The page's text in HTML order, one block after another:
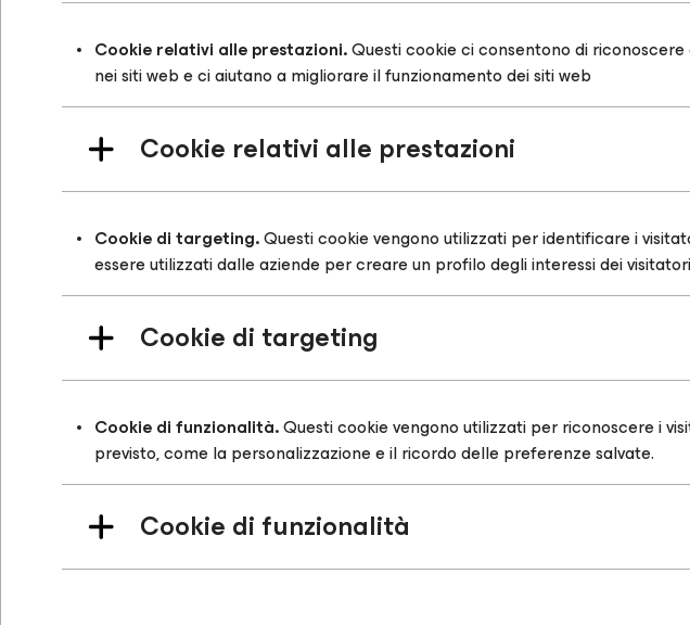
Cookie relativi alle prestazioni.Questi cookie ci consentono di
nei siti web e ci aiutano a migliorare il funzionamento dei siti web
Cookie relativi alle prestazioni
Cookie di targeting.Questi cookie vengono utilizzati per identificare i
essere utilizzati dalle aziende per creare un profilo degli interessi dei
Cookie di targeting
Cookie di funzionalità.Questi cookie vengono utilizzati per riconoscere i
previsto, come la personalizzazione e il ricordo delle preferenze salvate.
Cookie di funzionalità